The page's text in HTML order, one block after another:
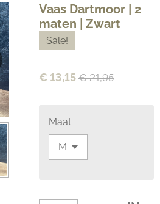
Vaas Dartmoor | 2
maten | Zwart
Sale!
€ 13,15 € 21,95
Maat